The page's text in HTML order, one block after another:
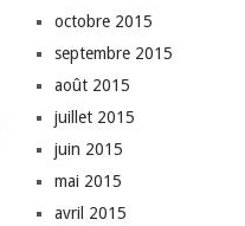
octobre 2015
septembre 2015
août 2015
juillet 2015
juin 2015
mai 2015
avril 2015